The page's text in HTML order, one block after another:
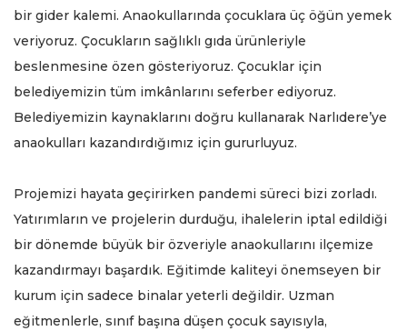
bir gider kalemi. Anaokullarında çocuklara üç öğün yemek
veriyoruz. Çocukların sağlıklı gıda ürünleriyle
beslenmesine özen gösteriyoruz. Çocuklar için
belediyemizin tüm imkânlarını seferber ediyoruz.
Belediyemizin kaynaklarını doğru kullanarak Narlıdere’ye
anaokulları kazandırdığımız için gururluyuz.
Projemizi hayata geçirirken pandemi süreci bizi zorladı.
Yatırımların ve projelerin durduğu, ihalelerin iptal edildiği
bir dönemde büyük bir özveriyle anaokullarını ilçemize
kazandırmayı başardık. Eğitimde kaliteyi önemseyen bir
kurum için sadece binalar yeterli değildir. Uzman
eğitmenlerle, sınıf başına düşen çocuk sayısıyla,